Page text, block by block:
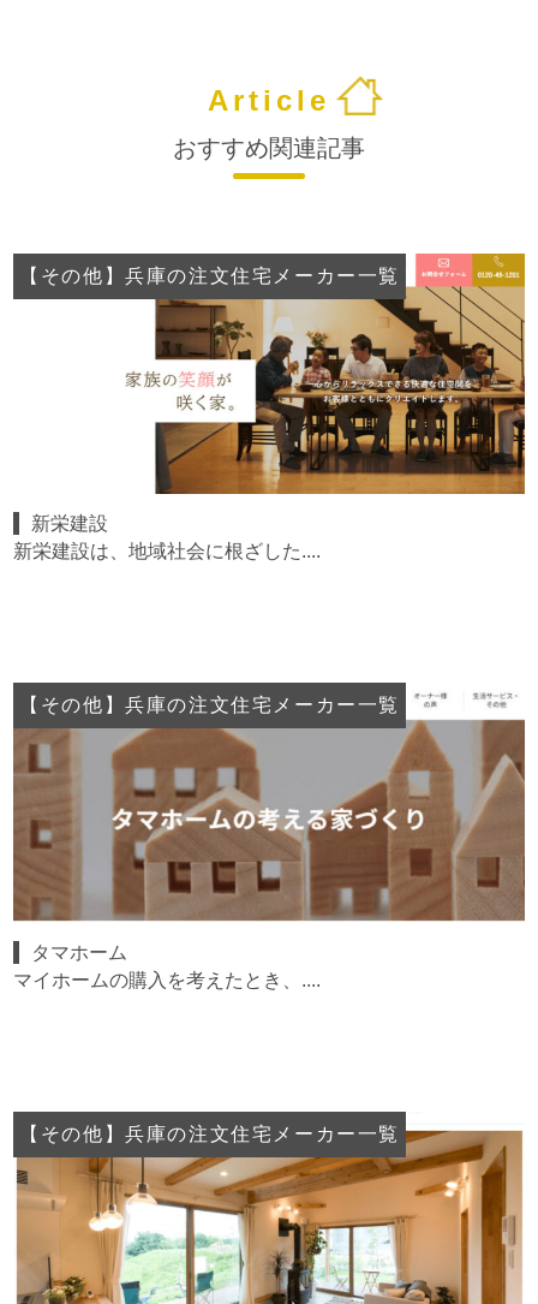
Article
おすすめ関連記事
【その他】兵庫の注文住宅メーカー一覧
新栄建設
新栄建設は、地域社会に根ざした....
【その他】兵庫の注文住宅メーカー一覧
タマホーム
マイホームの購入を考えたとき、....
【その他】兵庫の注文住宅メーカー一覧